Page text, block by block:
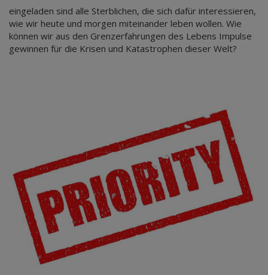
eingeladen sind alle Sterblichen, die sich dafür interessieren,
wie wir heute und morgen miteinander leben wollen. Wie
können wir aus den Grenzerfahrungen des Lebens Impulse
gewinnen für die Krisen und Katastrophen dieser Welt?